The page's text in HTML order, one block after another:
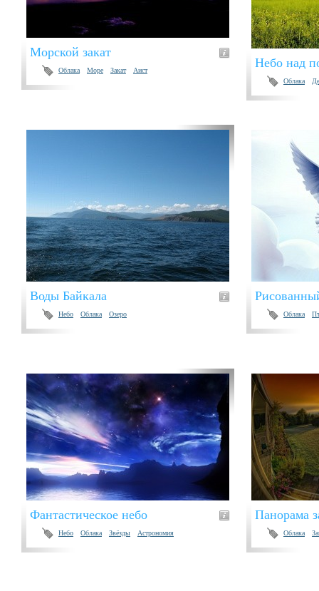
Морской закат
Облака Море Закат Аист
Небо над
Облака
Воды Байкала
Небо Облака Озеро Облака
Фантастическое небо
Небо Облака Звёзды Астрономия
Панорама
Облака